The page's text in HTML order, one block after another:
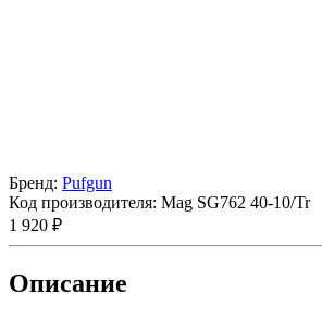
Бренд: Pufgun
Код производителя: Mag SG762 40-10/Tr
1 920 ₽
Описание